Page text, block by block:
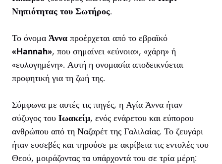
Νηπιότητας του Σωτήρος.
Το όνομα Άννα προέρχεται από το εβραϊκό
«Hannah», που σημαίνει «εύνοια», «χάρη» ή
«ευλογημένη». Αυτή η ονομασία αποδεικνύεται
προφητική για τη ζωή της.
Σύμφωνα με αυτές τις πηγές, η Αγία Άννα ήταν
σύζυγος του Ιωακείμ, ενός ενάρετου και εύπορου
ανθρώπου από τη Ναζαρέτ της Γαλιλαίας. Το ζευγάρι
ήταν ευσεβές και τηρούσε με ακρίβεια τις εντολές του
Θεού, μοιράζοντας τα υπάρχοντά του σε τρία μέρη: